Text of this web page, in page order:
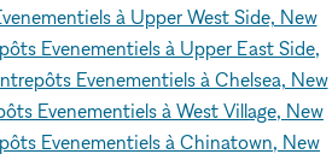
à Upper West Side, New
Evenementiels à Upper East Side,
Evenementiels à Chelsea, New
Evenementiels à West Village, New
Evenementiels à Chinatown, New